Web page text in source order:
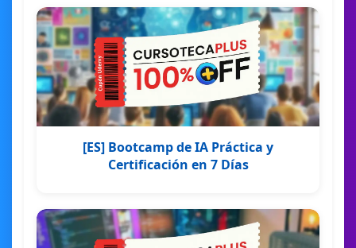
[ES] Bootcamp de IA Práctica y
Certificación en 7 Días